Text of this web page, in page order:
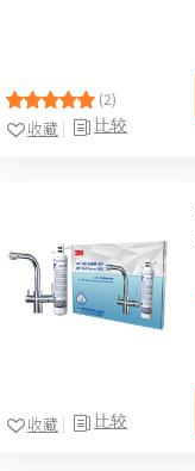
(2)
比较
收藏
比较
收藏